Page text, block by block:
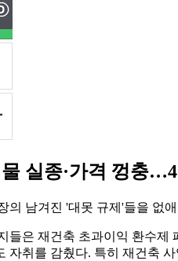
실종·가격 껑충
의 남겨진 '대못 규제'들을 없
들은 재건축 초과이익 환수제
자취를 감췄다. 특히 재건축